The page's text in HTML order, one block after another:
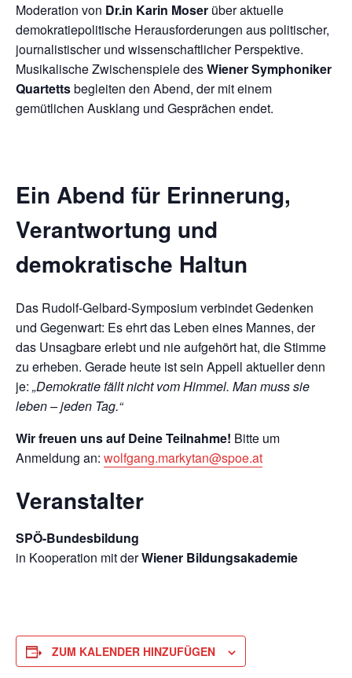
Moderation von Dr.in Karin Moser über aktuelle
demokratiepolitische Herausforderungen aus politischer,
journalistischer und wissenschaftlicher Perspektive.
Musikalische Zwischenspiele desWiener Symphoniker
Quartettsbegleiten den Abend, der mit einem
gemütlichen Ausklang und Gesprächen endet.
Ein Abend für Erinnerung,
Verantwortung und
demokratische Haltun
Das Rudolf-Gelbard-Symposium verbindet Gedenken
und Gegenwart: Es ehrt das Leben eines Mannes, der
das Unsagbare erlebt und nie aufgehört hat, die Stimme
zu erheben. Gerade heute ist sein Appell aktueller denn
je: „Demokratie fällt nicht vom Himmel. Man muss sie
leben – jeden Tag.“
Wir freuen uns auf Deine Teilnahme! Bitte um
Anmeldung an: wolfgang.markytan@spoe.at
Veranstalter
SPÖ-Bundesbildung
in Kooperation mit derWiener Bildungsakademie
ZUM KALENDER HINZUFÜGEN